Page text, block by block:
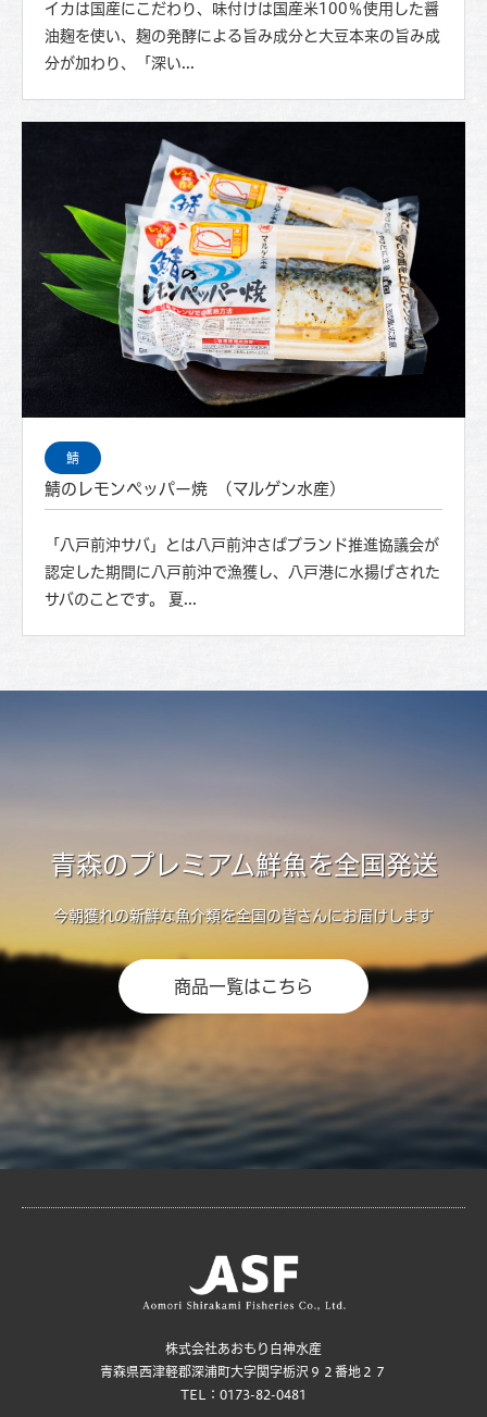
イカは国産にこだわり、味付けは国産米100％使用した醤
油麹を使い、麹の発酵による旨み成分と大豆本来の旨み成
分が加わり、「深い...
鯖
鯖のレモンペッパー焼 (マルゲン水産)
「八戸前沖サバ」とは八戸前沖さばブランド推進協議会が
認定した期間に八戸前沖で漁獲し、八戸港に水揚げされた
サバのことです。 夏...
青森のプレミアム鮮魚を全国発送
今朝獲れの新鮮な魚介類を全国の皆さんにお届けします
商品一覧はこちら
株式会社あおもり白神水産
青森県西津軽郡深浦町大字関字栃沢９２番地２７
TEL：0173-82-0481